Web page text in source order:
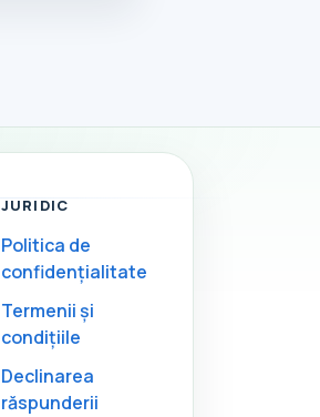
JURIDIC
Politica de
confidențialitate
Termenii și
condițiile
Declinarea
răspunderii